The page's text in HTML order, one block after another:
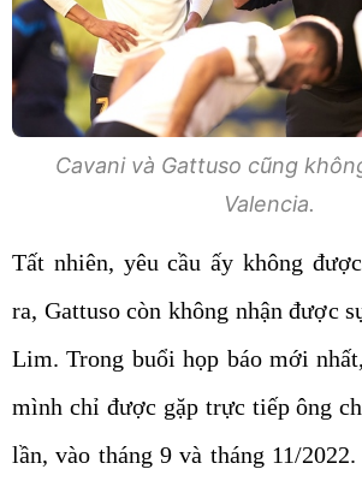
Cavani và Gattuso cũng
Valencia.
Tất nhiên, yêu cầu ấy không
ra, Gattuso còn không nhận được
Lim. Trong buổi họp báo mới
mình chỉ được gặp trực tiếp ông
lần, vào tháng 9 và tháng 11/